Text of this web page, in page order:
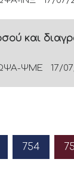
και
ΨΜΕ 17/
754